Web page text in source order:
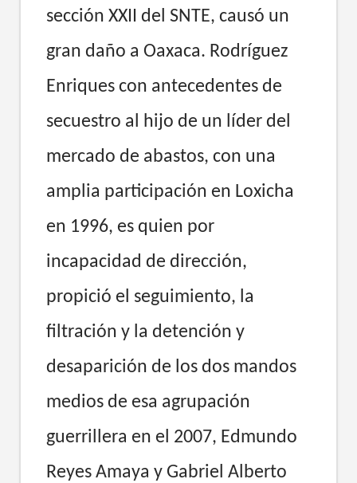
sección XXII del SNTE, causó un
gran daño a Oaxaca. Rodríguez
Enriques con antecedentes de
secuestro al hijo de un líder del
mercado de abastos, con una
amplia participación en Loxicha
en 1996, es quien por
incapacidad de dirección,
propició el seguimiento, la
filtración y la detención y
desaparición de los dos mandos
medios de esa agrupación
guerrillera en el 2007, Edmundo
Reyes Amaya y Gabriel Alberto